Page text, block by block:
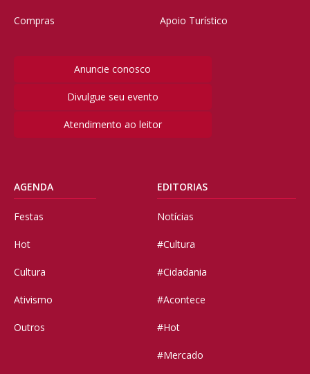
Compras Apoio Turístico
Anuncie conosco
Divulgue seu evento
Atendimento ao leitor
AGENDA
Festas
Hot
Cultura
Ativismo
Outros
EDITORIAS
Notícias
#Cultura
#Cidadania
#Acontece
#Hot
#Mercado